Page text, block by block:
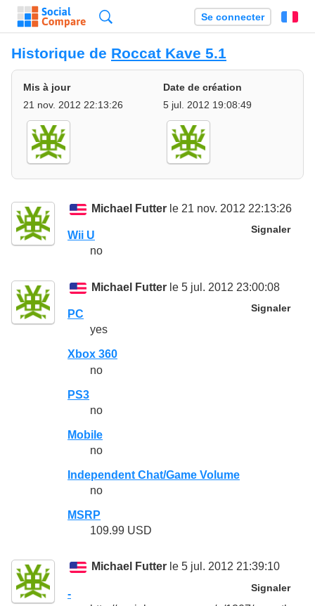
Se connecter
Historique de Roccat Kave 5.1
Mis à jour
21 nov. 2012 22:13:26
Date de création
5 jul. 2012 19:08:49
Michael Futter le 21 nov. 2012 22:13:26
Signaler
Wii U
no
Michael Futter le 5 jul. 2012 23:00:08
Signaler
PC
yes
Xbox 360
no
PS3
no
Mobile
no
Independent Chat/Game Volume
no
MSRP
109.99 USD
Michael Futter le 5 jul. 2012 21:39:10
Signaler
-